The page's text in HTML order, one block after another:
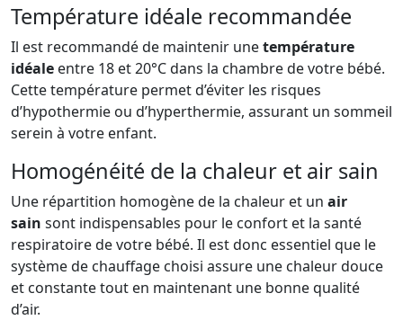
Température idéale recommandée
Il est recommandé de maintenir unetempérature
idéale entre 18 et 20°C dans la chambre de votre bébé.
Cette température permet d’éviter les risques
d’hypothermie ou d’hyperthermie, assurant un sommeil
serein à votre enfant.
Homogénéité de la chaleur et air sain
Une répartition homogène de la chaleur et un air
sain sont indispensables pour le confort et la santé
respiratoire de votre bébé. Il est donc essentiel que le
système de chauffage choisi assure une chaleur douce
et constante tout en maintenant une bonne qualité
d’air.